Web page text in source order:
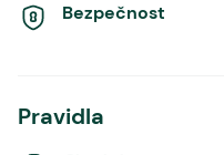
Bezpečnost
Pravidla